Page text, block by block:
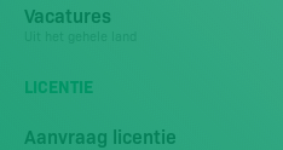
Vacatures
LICENTIE
Aanvraag licentie